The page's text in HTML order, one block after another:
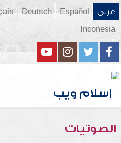
عربي Español
Deutsch
Indonesia
الصوتيات